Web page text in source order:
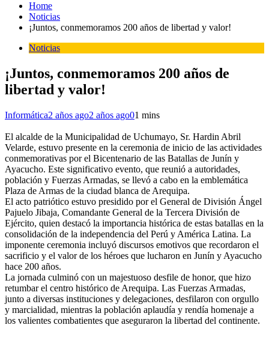
Home
Noticias
¡Juntos, conmemoramos 200 años de libertad y valor!
Noticias
¡Juntos, conmemoramos 200 años de
libertad y valor!
Informática2 años ago2 años ago01 mins
El alcalde de la Municipalidad de Uchumayo, Sr. Hardin Abril
Velarde, estuvo presente en la ceremonia de inicio de las actividades
conmemorativas por el Bicentenario de las Batallas de Junín y
Ayacucho. Este significativo evento, que reunió a autoridades,
población y Fuerzas Armadas, se llevó a cabo en la emblemática
Plaza de Armas de la ciudad blanca de Arequipa.
El acto patriótico estuvo presidido por el General de División Ángel
Pajuelo Jibaja, Comandante General de la Tercera División de
Ejército, quien destacó la importancia histórica de estas batallas en la
consolidación de la independencia del Perú y América Latina. La
imponente ceremonia incluyó discursos emotivos que recordaron el
sacrificio y el valor de los héroes que lucharon en Junín y Ayacucho
hace 200 años.
La jornada culminó con un majestuoso desfile de honor, que hizo
retumbar el centro histórico de Arequipa. Las Fuerzas Armadas,
junto a diversas instituciones y delegaciones, desfilaron con orgullo
y marcialidad, mientras la población aplaudía y rendía homenaje a
los valientes combatientes que aseguraron la libertad del continente.